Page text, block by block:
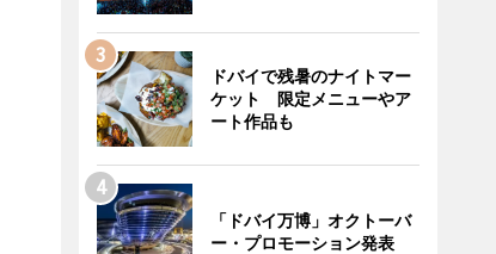
ドバイで残暑のナイトマー
ケット 限定メニューやア
ート作品も
「ドバイ万博」オクトーバ
ー・プロモーション発表